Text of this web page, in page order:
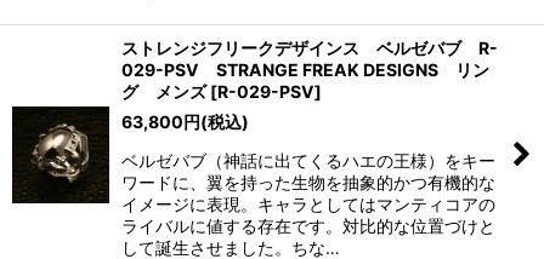
ストレンジフリークデザインス ベルゼバブ R-
029-PSV STRANGE FREAK DESIGNS リン
グ メンズ [R-029-PSV]
63,800円(税込)
ベルゼバブ（神話に出てくるハエの王様）をキー
ワードに、翼を持った生物を抽象的かつ有機的な
イメージに表現。キャラとしてはマンティコアの
ライバルに値する存在です。対比的な位置づけと
して誕生させました。ちな…